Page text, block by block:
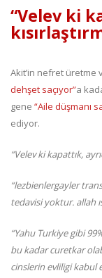
“Velev ki
Akit’in nefret üretme
dehşet saçıyor”a
gene “Aile düşmanı
ediyor.
“Velev ki kapattık,
“lezbienlergayler
tedavisi yoktur. allah
“Yahu Turkiye gibi
bu kadar curetkar
cinslerin evliligi